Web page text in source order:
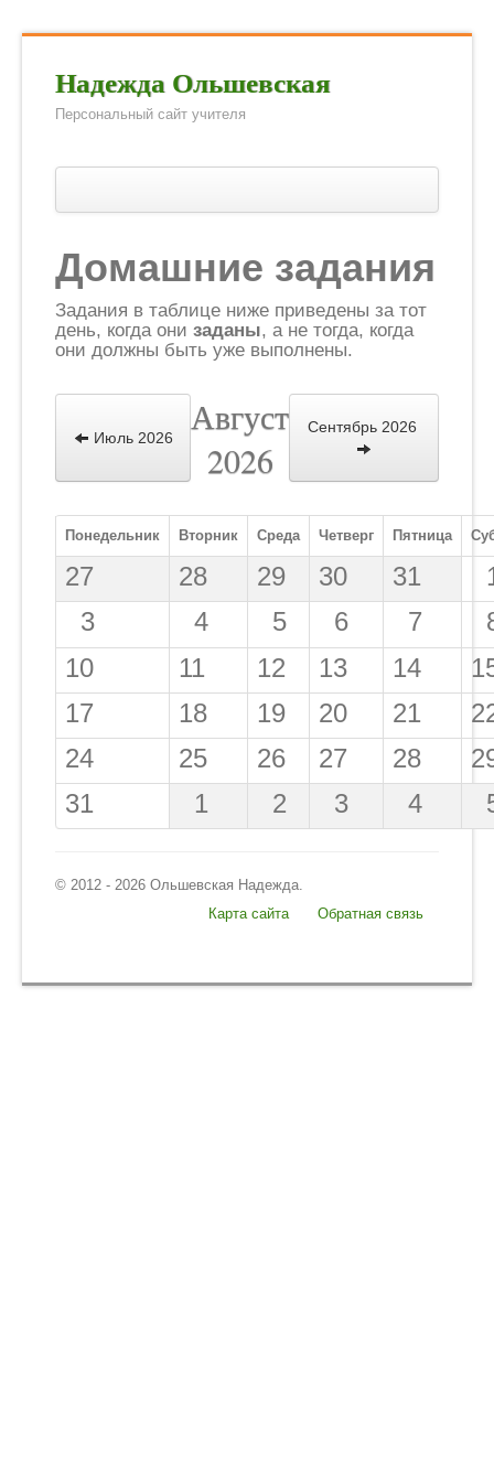
Надежда Ольшевская
Персональный сайт учителя
Предлагаемый формат проведения итоговой
Итоговая аттестация по английскому языку за
Олимпиады и конкурсы
Ученикам и их родителям
Домашние задания
Информация
Обратная связь
Домашние задания
Задания в таблице ниже приведены за тот
день, когда они заданы, а не тогда, когда
они должны быть уже выполнены.
Июль 2026
Август
2026
Сентябрь 2026
Понедельник Вторник Среда Четверг Пятница
27 28 29 30 31
3
4 5 6 7
10
11 12 13 14
17
18 19 20 21
24
25 26 27 28
31
1 2 3 4
© 2012 - 2026 Ольшевская Надежда.
Карта сайта
Обратная связь